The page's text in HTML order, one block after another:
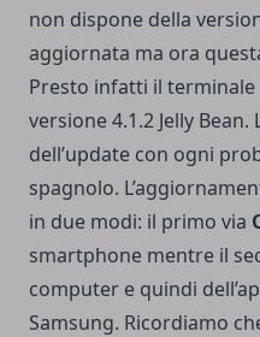
non dispone della
aggiornata ma ora
Presto infatti il
versione 4.1.2 Jelly
dell’update con ogni
spagnolo.
in due modi: il primo via
smartphone mentre il
computer e quindi
Samsung. Ricordiamo